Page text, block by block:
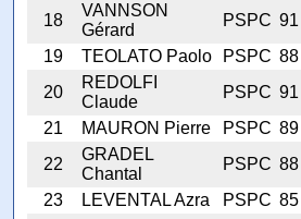
18
VANNSON
Gérard
PSPC 91
19
TEOLATO Paolo PSPC 88
20
REDOLFI
Claude
PSPC 91
21
MAURON Pierre PSPC 89
22
GRADEL
Chantal
PSPC 88
23
LEVENTAL Azra PSPC 85